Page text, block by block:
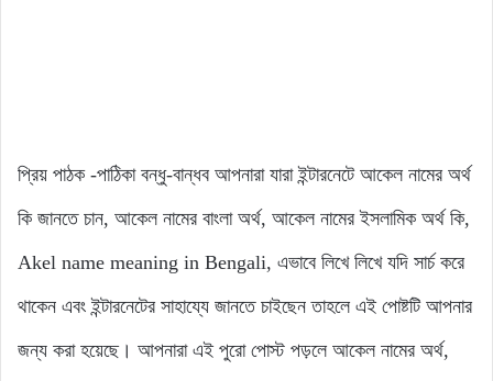
প্রিয় পাঠক -পাঠিকা বন্ধু-বান্ধব আপনারা যারা ইন্টারনেটে আকেল নামের অর্থ
কি জানতে চান, আকেল নামের বাংলা অর্থ, আকেল নামের ইসলামিক অর্থ কি,
Akel name meaning in Bengali, এভাবে লিখে লিখে যদি সার্চ করে
থাকেন এবং ইন্টারনেটের সাহায্যে জানতে চাইছেন তাহলে এই পোষ্টটি আপনার
জন্য করা হয়েছে। আপনারা এই পুরো পোস্ট পড়লে আকেল নামের অর্থ,